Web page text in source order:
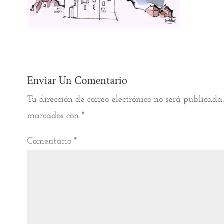
Enviar Un Comentario
Tu dirección de correo electrónico no será publicada.
marcados con *
Comentario *